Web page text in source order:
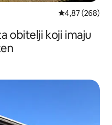
Prosječna
4,87 (268)
obitelji koji imaju